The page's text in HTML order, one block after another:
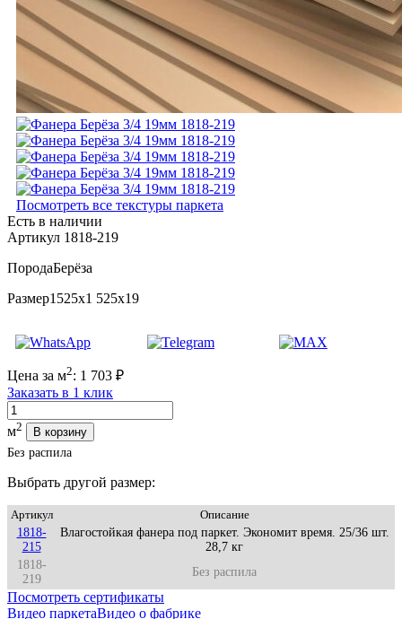
Посмотреть все текстуры паркета
Есть в наличии
Артикул 1818-219
ПородаБерёза
Размер1525x1 525x19
Цена за м2: 1 703 ₽
Заказать в 1 клик
Количество
м2
В корзину
Без распила
Выбрать другой размер:
Артикул
Описание
1818-
215
Влагостойкая фанера под паркет. Экономит время. 25/36 шт.
28,7 кг
1818-
219
Без распила
Посмотреть сертификаты
Видео паркетаВидео о фабрике